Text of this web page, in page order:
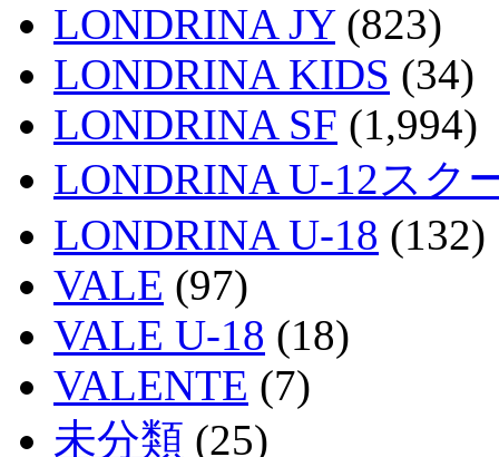
LONDRINA JY(823)
LONDRINA KIDS (34)
LONDRINA SF (1,994)
LONDRINA U-12スク
LONDRINA U-18 (132)
VALE (97)
VALE U-18 (18)
VALENTE (7)
未分類 (25)